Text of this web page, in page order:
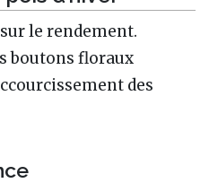
le rendement.
boutons floraux
des